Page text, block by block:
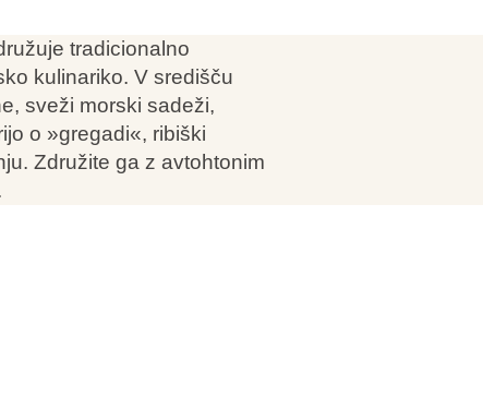
tradicionalno
kulinariko. V središču
sveži morski sadeži,
o »gregadi«, ribiški
Združite ga z avtohtonim